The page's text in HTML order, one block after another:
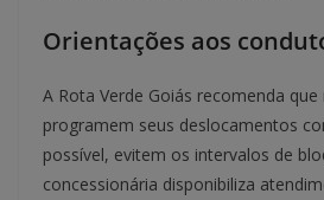
Orientações aos
A Rota Verde Goiás recomenda
programem seus deslocamentos
possível, evitem os intervalos de
concessionária disponibiliza